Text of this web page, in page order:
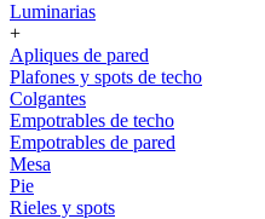
Luminarias
+
Apliques de pared
Plafones y spots de techo
Colgantes
Empotrables de techo
Empotrables de pared
Mesa
Pie
Rieles y spots